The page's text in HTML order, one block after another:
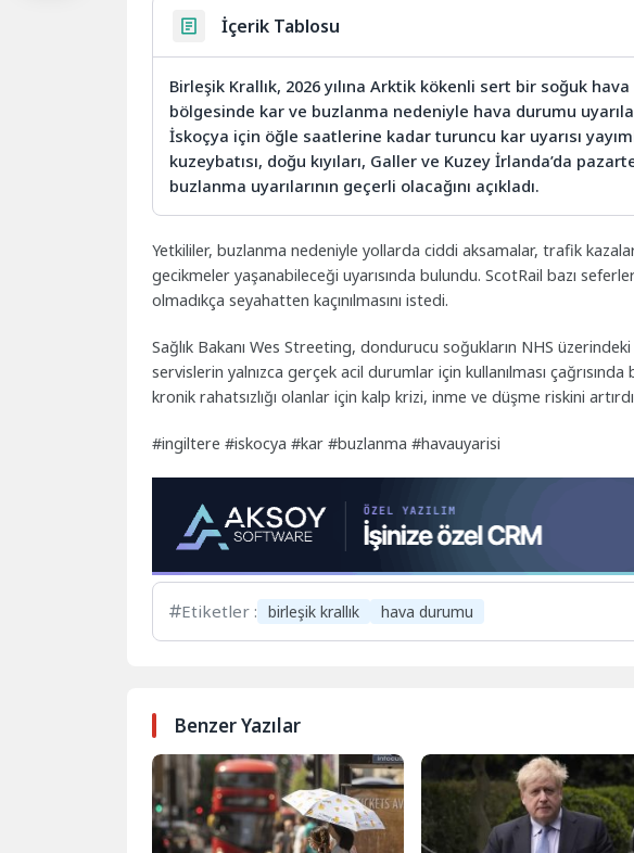
İçerik Tablosu
Birleşik Krallık, 2026 yılına Arktik kökenli sert bir soğuk
bölgesinde kar ve buzlanma nedeniyle hava durumu
İskoçya için öğle saatlerine kadar turuncu kar uyarısı
kuzeybatısı, doğu kıyıları, Galler ve Kuzey İrlanda’da
buzlanma uyarılarının geçerli olacağını açıkladı.
Yetkililer, buzlanma nedeniyle yollarda ciddi aksamalar, trafik
gecikmeler yaşanabileceği uyarısında bulundu. ScotRail bazı
olmadıkça seyahatten kaçınılmasını istedi.
Sağlık Bakanı Wes Streeting, dondurucu soğukların NHS üzerindeki
servislerin yalnızca gerçek acil durumlar için kullanılması
kronik rahatsızlığı olanlar için kalp krizi, inme ve düşme riskini
#ingiltere #iskocya #kar #buzlanma #havauyarisi
Etiketler : birleşik krallık hava durumu
Benzer Yazılar